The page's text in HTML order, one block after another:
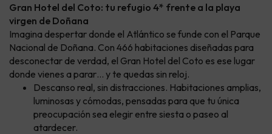
Gran Hotel del Coto: tu refugio 4* frente a la playa
virgen de Doñana
Imagina despertar donde el Atlántico se funde con el Parque
Nacional de Doñana. Con 466 habitaciones diseñadas para
desconectar de verdad, el Gran Hotel del Coto es ese lugar
donde vienes a parar… y te quedas sin reloj.
Descanso real, sin distracciones. Habitaciones amplias,
luminosas y cómodas, pensadas para que tu única
preocupación sea elegir entre siesta o paseo al
atardecer.